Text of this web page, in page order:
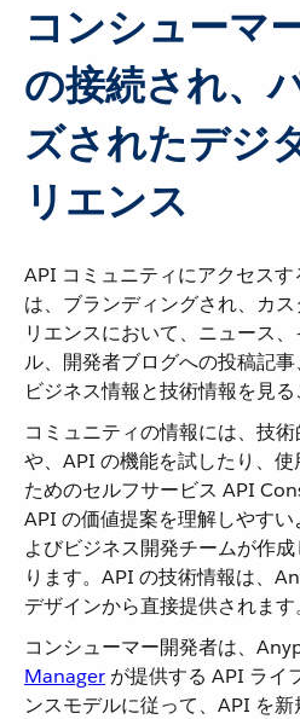
コンシューマ
の接続され、
ズされたデジ
リエンス
API コミュニティにアクセス
は、ブランディングされ、カ
リエンスにおいて、ニュース
ル、開発者ブログへの投稿記
ビジネス情報と技術情報を見る
コミュニティの情報には、技
や、API の機能を試したり、
ためのセルフサービス API
API の価値提案を理解しやす
よびビジネス開発チームが作
ります。API の技術情報は、
デザインから直接提供されます
コンシューマー開発者は、
Manager が提供する API ライ
ンスモデルに従って、API を